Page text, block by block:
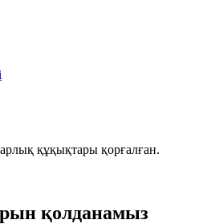
құқықтары қорғалған.
қолданамыз